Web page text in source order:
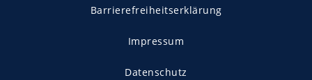
Barrierefreiheitserklärung
Impressum
Datenschutz